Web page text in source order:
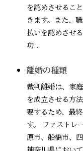
を認めさせるこ
きます。また、
払いを認めさせ
功...
離婚の種類
裁判離婚は、家
を成立させる方
要するため、最
す。 ファストレ
原市、船橋市、